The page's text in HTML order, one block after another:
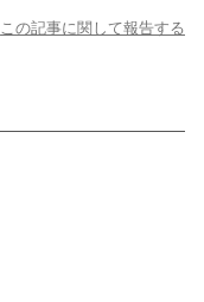
この記事に関して報告する